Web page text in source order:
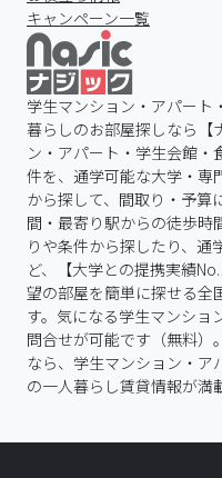
キャンペーン一覧
学生マンション・アパート
暮らしのお部屋探しなら【
ン・アパート・学生会館
件を、通学可能な大学・専
から探して、間取り・予算
間・最寄り駅からの徒歩時
りや条件から探したり、
ど、【大学との提携実績
望の部屋を簡単に探せる全
す。気になる学生マンショ
問合せが可能です（無料）
なら、学生マンション・ア
の一人暮らし賃貸情報が満